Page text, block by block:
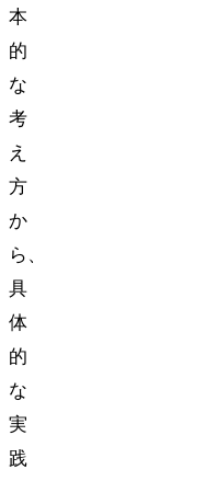
本
的
な
考
え
方
か
ら、
具
体
的
な
実
践